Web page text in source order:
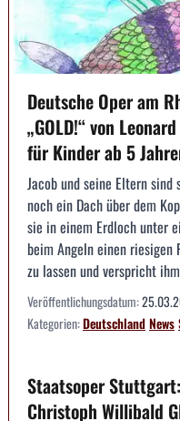
Deutsche Oper am
„GOLD!“ von
für Kinder ab 5
Jacob und seine Eltern sind
noch ein Dach über dem
sie in einem Erdloch unter
beim Angeln einen riesigen
zu lassen und verspricht
Veröffentlichungsdatum:
Kategorien:DeutschlandNews
Staatsoper
Christoph Willibald